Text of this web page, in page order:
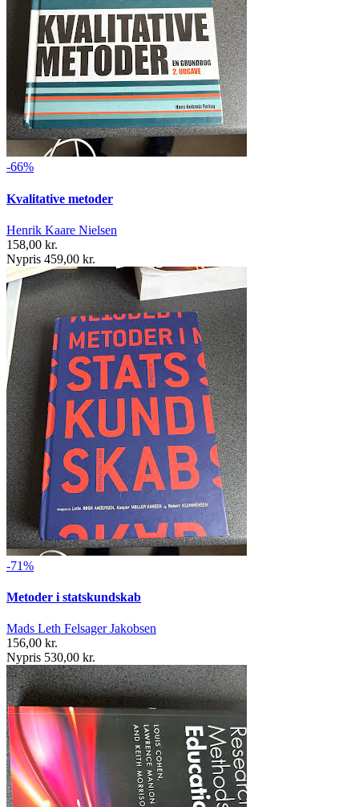
-66%
Kvalitative metoder
Henrik Kaare Nielsen
158,00 kr.
Nypris 459,00 kr.
-71%
Metoder i statskundskab
Mads Leth Felsager Jakobsen
156,00 kr.
Nypris 530,00 kr.